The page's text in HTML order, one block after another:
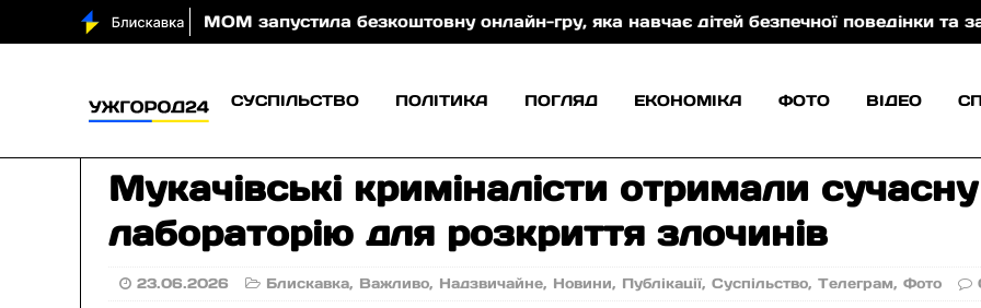
безкоштовну онлайн-гру, яка навчає дітей безпечної поведінки та захисту від торгівлі людьми
СУСПІЛЬСТВО ПОЛІТИКА ПОГЛЯД ЕКОНОМІКА ФОТО ВІДЕО
Мукачівські криміналісти отримали
лабораторію для розкриття злочинів
23.06.2026 Блискавка, Важливо, Надзвичайне, Новини, Публікації,Суспільство,Телеграм,Фото